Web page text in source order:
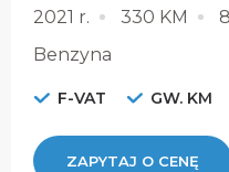
2021 r. 330 KM
Benzyna
F-VAT GW. KM
ZAPYTAJ O CENĘ